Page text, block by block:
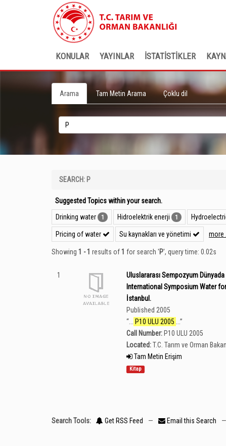
KONULAR YAYINLAR İSTATİSTİKLER
Arama Tam Metin Arama Çoklu dil
SEARCH: P
Suggested Topics within your search.
Drinking water
1 Hidroelektrik enerji 1
Pricing of water Su kaynakları ve yönetimi more ...
Showing 1 - 1 results of1 for search 'P', query time: 0.02s
1
Uluslararası Sempozyum
International Symposium Water
İstanbul.
Published 2005
“
P10 ULU 2005
”
Call Number: P10 ULU 2005
Located:T.C. Tarım ve Orman
Tam Metin Erişim
Kitap
Search Tools: Get RSS Feed — Email this Search —